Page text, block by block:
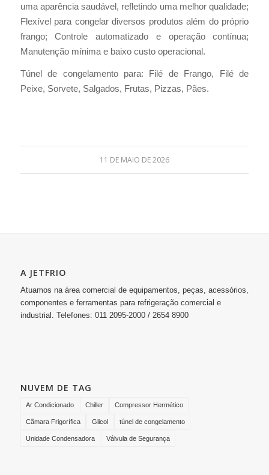
uma aparência saudável, refletindo uma melhor qualidade;
Flexível para congelar diversos produtos além do próprio
frango; Controle automatizado e operação contínua;
Manutenção mínima e baixo custo operacional.
Túnel de congelamento para: Filé de Frango, Filé de
Peixe, Sorvete, Salgados, Frutas, Pizzas, Pães.
11 DE MAIO DE 2026
A JETFRIO
Atuamos na área comercial de equipamentos, peças, acessórios,
componentes e ferramentas para refrigeração comercial e
industrial. Telefones: 011 2095-2000 / 2654 8900
NUVEM DE TAG
Ar Condicionado Chiller Compressor Hermético
Cãmara Frigorífica Glicol túnel de congelamento
Unidade Condensadora Válvula de Segurança